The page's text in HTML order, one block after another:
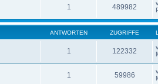
1 489982
ANTWORTEN ZUGRIFFE
1 122332
1 59986